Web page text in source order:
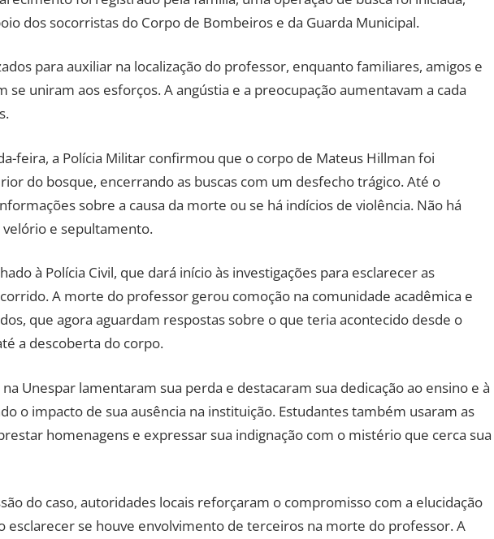
dos socorristas do Corpo de Bombeiros e da Guarda Municipal.
para auxiliar na localização do professor, enquanto familiares, amigos e
se uniram aos esforços. A angústia e a preocupação aumentavam a cada
feira, a Polícia Militar confirmou que o corpo de Mateus Hillman foi
do bosque, encerrando as buscas com um desfecho trágico. Até o
sobre a causa da morte ou se há indícios de violência. Não há
e sepultamento.
à Polícia Civil, que dará início às investigações para esclarecer as
A morte do professor gerou comoção na comunidade acadêmica e
que agora aguardam respostas sobre o que teria acontecido desde o
a descoberta do corpo.
Unespar lamentaram sua perda e destacaram sua dedicação ao ensino e à
o impacto de sua ausência na instituição. Estudantes também usaram as
homenagens e expressar sua indignação com o mistério que cerca sua
do caso, autoridades locais reforçaram o compromisso com a elucidação
esclarecer se houve envolvimento de terceiros na morte do professor. A